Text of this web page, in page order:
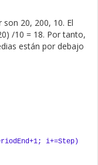
20, 200, 10. El
/10 = 18. Por tanto,
están por debajo
i+=Step)